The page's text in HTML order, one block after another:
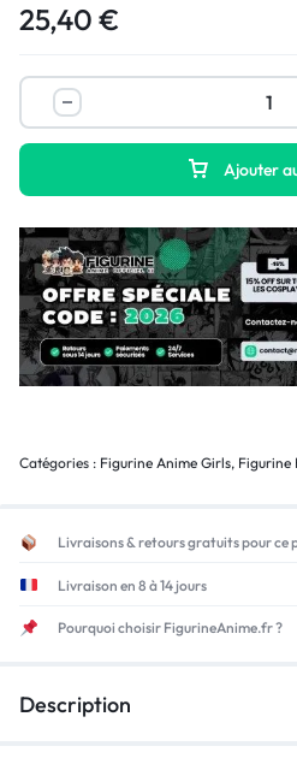
25,40 €
Ajouter
Catégories : Figurine Anime Girls, Figurine
Livraisons & retours gratuits pour ce
Livraison en 8 à 14 jours
Pourquoi choisir FigurineAnime.fr ?
Description